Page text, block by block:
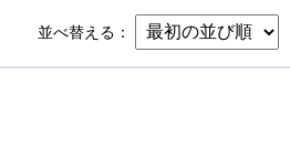
並べ替える